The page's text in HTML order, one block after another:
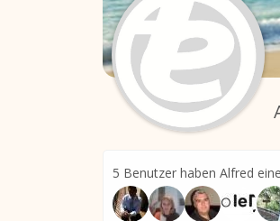
5 Benutzer haben Alfred